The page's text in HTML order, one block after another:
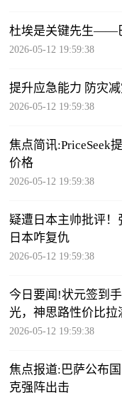
杜埃是关键先生——
2026-05-12 19:59:38
提升应急能力 防灾
2026-05-12 19:59:38
焦点简讯:PriceSeek
价格
2026-05-12 19:59:38
疑遭日本主帅批评！
日本咋复仇
2026-05-12 19:59:38
今日要闻!状元签到
光，神思路性价比拉
2026-05-12 19:59:38
焦点报道:巴萨公布
克强阵出击